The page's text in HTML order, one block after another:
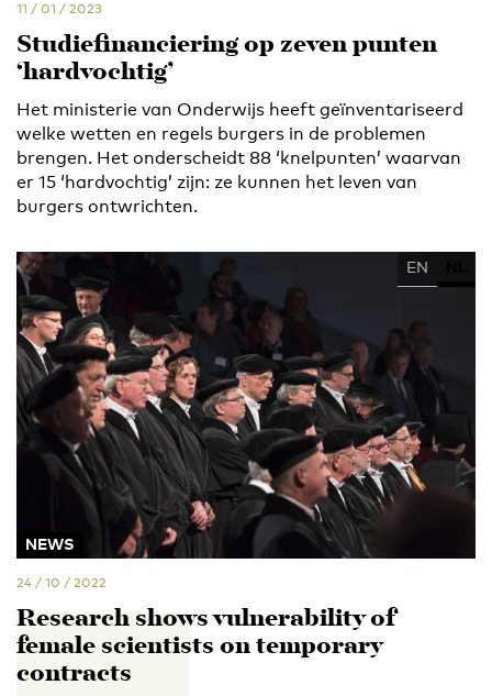
11 / 01 / 2023
Studiefinanciering op zeven punten
‘hardvochtig’
Het ministerie van Onderwijs heeft geïnventariseerd
welke wetten en regels burgers in de problemen
brengen. Het onderscheidt 88 ‘knelpunten’ waarvan
er 15 ‘hardvochtig’ zijn: ze kunnen het leven van
burgers ontwrichten.
EN
NEWS
24 / 10 / 2022
Research shows vulnerability of
female scientists on temporary
contracts